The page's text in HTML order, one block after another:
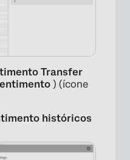
Transfer
) (ícone
históricos